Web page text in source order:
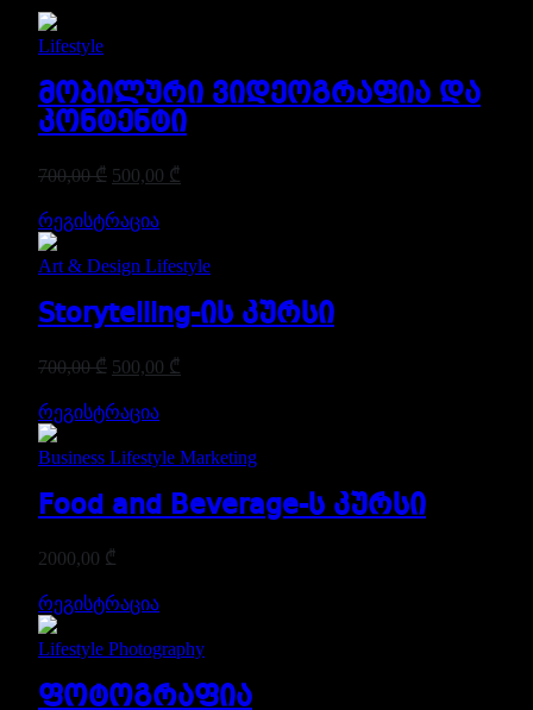
Lifestyle
მობილური ვიდეოგრაფია და
კონტენტი
700,00₾ 500,00 ₾
რეგისტრაცია
Art & Design Lifestyle
Storytelling-ის კურსი
700,00₾ 500,00 ₾
რეგისტრაცია
Business Lifestyle Marketing
Food and Beverage-ს კურსი
2000,00 ₾
რეგისტრაცია
Lifestyle Photography
ფოტოგრაფია